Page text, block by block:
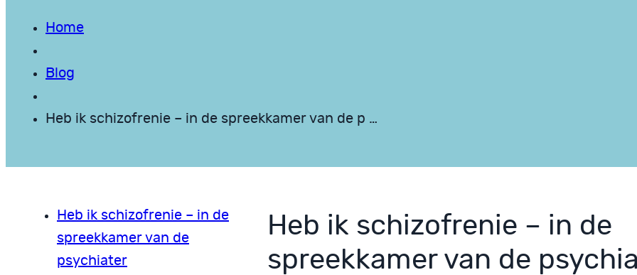
Home
Blog
Heb ik schizofrenie – in de spreekkamer van de p …
Heb ik schizofrenie – in de
spreekkamer van de
psychiater
Heb ik schizofrenie – in de
spreekkamer van de